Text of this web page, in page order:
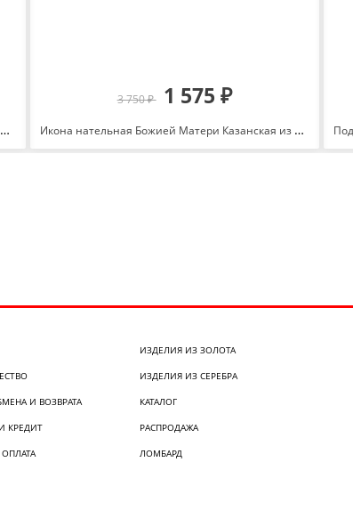
Подвеска с фианитами из серебра 925 с родированием 94030733
3 750 ₽ 1 575 ₽
Икона нательная Божией Матери Казанская из серебра 925 с родированием18231
И ВОЗВРАТА
КРЕДИТ
ИЗДЕЛИЯ ИЗ ЗОЛОТА
ИЗДЕЛИЯ ИЗ СЕРЕБРА
КАТАЛОГ
РАСПРОДАЖА
ЛОМБАРД